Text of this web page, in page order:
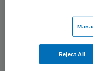
De STZ-
circa 40 procent
Nederland. Juist
patiënten maken
Reject All